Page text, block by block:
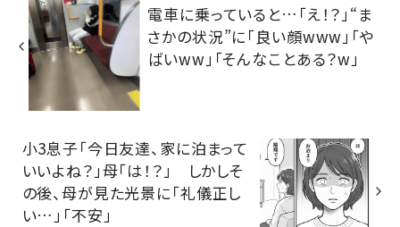
電車に乗っていると…「え！？」“ま
さかの状況”に「良い顔www」「や
ばいww」「そんなことある？w」
小3息子「今日友達、家に泊まって
いいよね？」母「は！？」 しかしそ
の後、母が見た光景に「礼儀正し
い…」「不安」